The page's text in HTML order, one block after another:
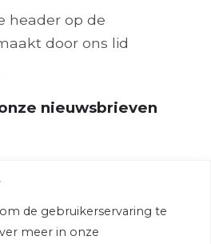
header op de
door ons lid
nieuwsbrieven
| © 2026 | All rights
de gebruikerservaring te
meer in onze